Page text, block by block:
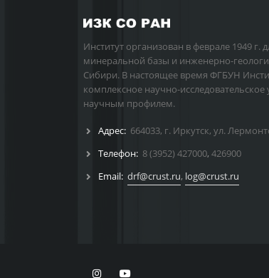
Институт организован в феврале 1949 г.
минеральной базы и инженерно-
Сибири. В настоящее время ФГБУН
комплексное научно-
научным профилем.
Адрес: 664033, г. Иркутск, ул.
Телефон: 8 (3952) 427000, 426900
Email: drf@crust.ru, log@crust.ru